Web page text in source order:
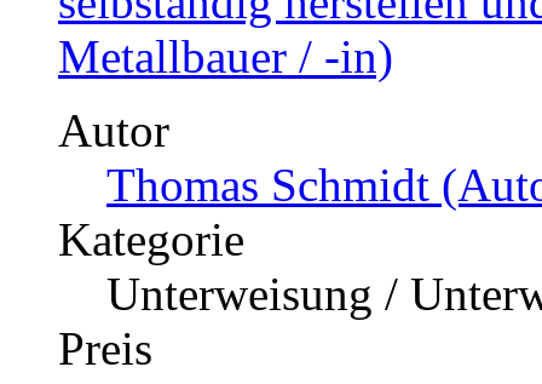
Metallbauer / -in)
Autor
Thomas Schmidt
Kategorie
Unterweisung /
Preis